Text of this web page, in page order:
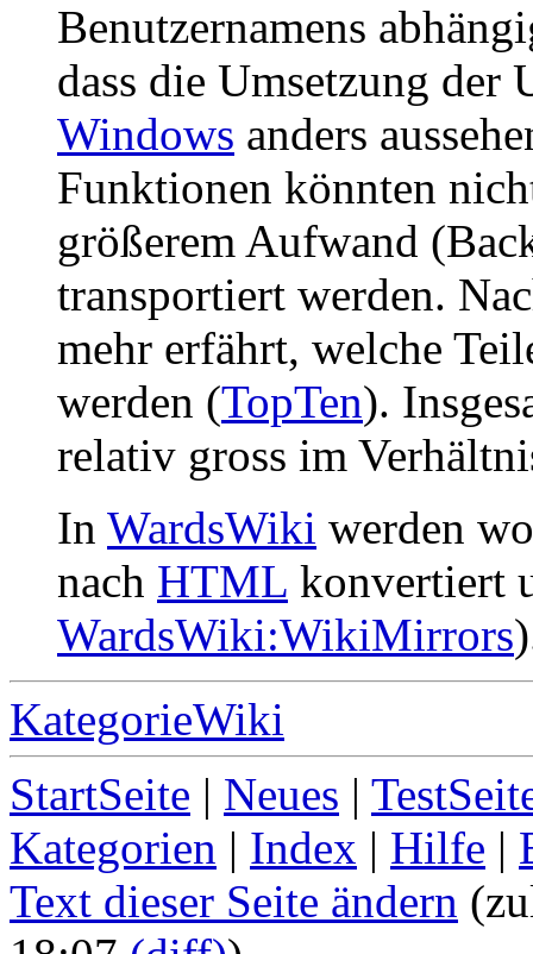
Benutzernamens
dass die Umsetzung
Windows anders
Funktionen könnten
größerem Aufwand
transportiert werden.
mehr erfährt, welche
werden (TopTen).
relativ gross im
In WardsWiki werden
nach HTML konvertiert
WardsWiki:WikiMirrors
KategorieWiki
StartSeite | Neues |
Kategorien | Index | Hilfe |
Text dieser Seite ändern